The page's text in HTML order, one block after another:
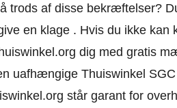
trods af disse bekræftelser?
en klage. Hvis du ikke kan
dig med gratis
uafhængige Thuiswinkel
står garant for